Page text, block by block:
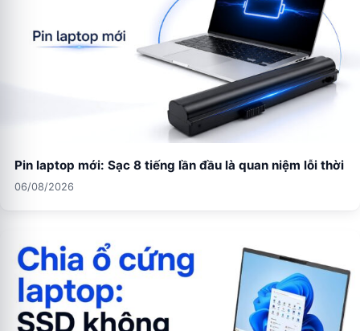
Pin laptop mới: Sạc 8 tiếng lần đầu là quan niệm lỗi thời
06/08/2026